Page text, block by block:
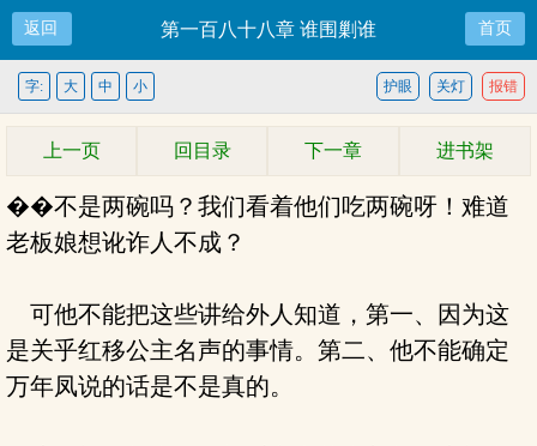
返回 第一百八十八章 谁围剿谁 首页
报错
关灯
护眼
字: 大 中 小
上一页 回目录 下一章 进书架
��不是两碗吗？我们看着他们吃两碗呀！难道
老板娘想讹诈人不成？
可他不能把这些讲给外人知道，第一、因为这
是关乎红移公主名声的事情。第二、他不能确定
万年凤说的话是不是真的。